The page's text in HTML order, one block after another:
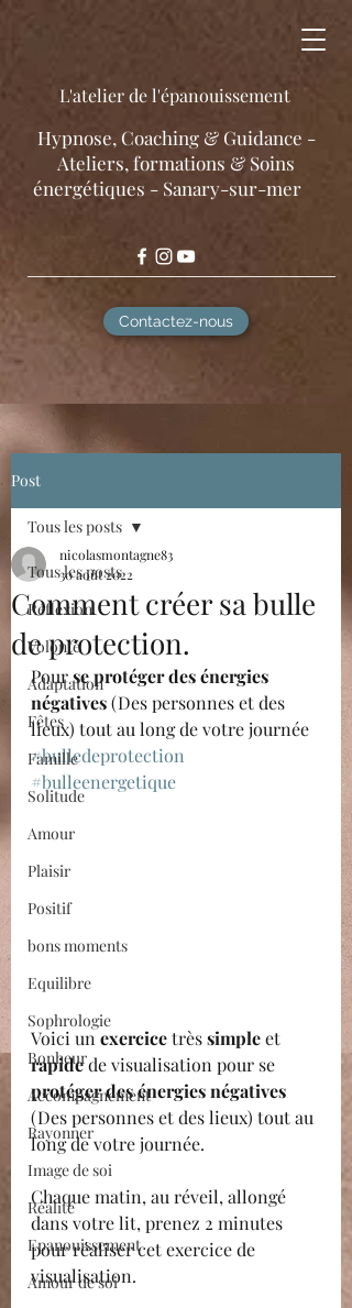
​Hypnose, Coaching & Guidance -
Ateliers, formations & Soins
énergétiques - Sanary-sur-mer
Contactez-nous
L'atelier de l'épanouissement
Post
Tous les posts
Réflexion
Volonté
Adaptation
Fêtes
Famille
Solitude
Amour
Plaisir
Positif
bons moments
Equilibre
Sophrologie
Bonheur
Accompagnement
Rayonner
Image de soi
Réalité
Epanouissement
Amour de soi
Tous les posts
Comment créer sa bulle
de protection.
nicolasmontagne83
30 août 2022
Pour se protéger des énergies
négatives (Des personnes et des
lieux) tout au long de votre journée
#bulledeprotection
#bulleenergetique
Voici un exercice très simple et
rapide de visualisation pour se
protéger des énergies négatives
(Des personnes et des lieux) tout au
long de votre journée.
Chaque matin, au réveil, allongé
dans votre lit, prenez 2 minutes
pour réaliser cet exercice de
visualisation.